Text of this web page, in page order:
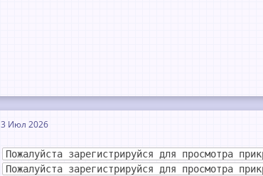
3 Июл 2026
Пожалуйста зарегистрируйся для просмотра
Пожалуйста зарегистрируйся для просмотра